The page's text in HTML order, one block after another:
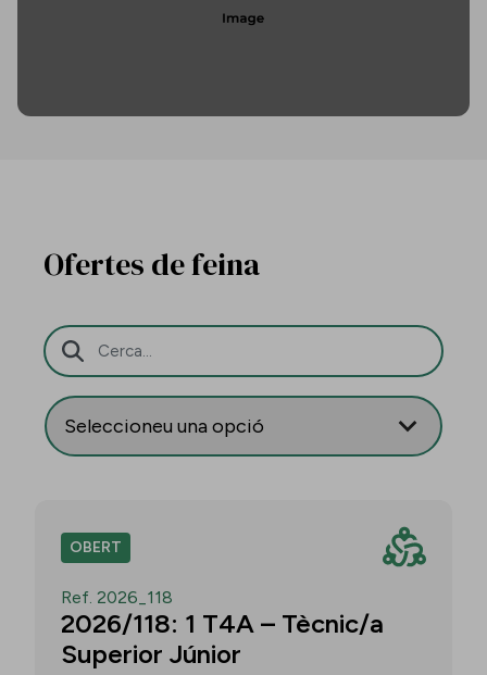
Ofertes de feina
Barra de cerca
OBERT
Ref. 2026_118
2026/118: 1 T4A – Tècnic/a
Superior Júnior